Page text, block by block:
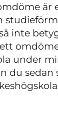
är
inte
under
du sedan